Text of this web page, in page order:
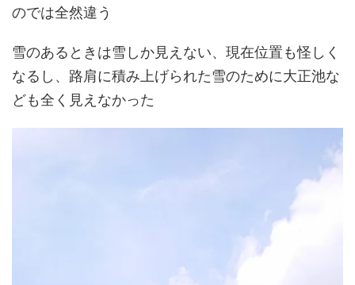
のでは全然違う
雪のあるときは雪しか見えない、現在位置も怪しく
なるし、路肩に積み上げられた雪のために大正池な
ども全く見えなかった